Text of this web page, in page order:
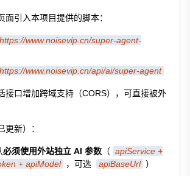
面引入本项目提供的脚本：
https://www.noisevip.cn/super-agent-
https://www.noisevip.cn/api/ai/super-agent
接口增加跨域支持（CORS），可直接被外
更新）：
必须使用外站独立 AI 参数 （ apiService +
+ apiModel
，可选 apiBaseUrl ）